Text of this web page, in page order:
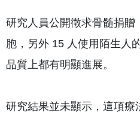
研究人員公開徵求骨髓捐
胞，另外 15 人使用陌生人
品質上都有明顯進展。
研究結果並未顯示，這項療